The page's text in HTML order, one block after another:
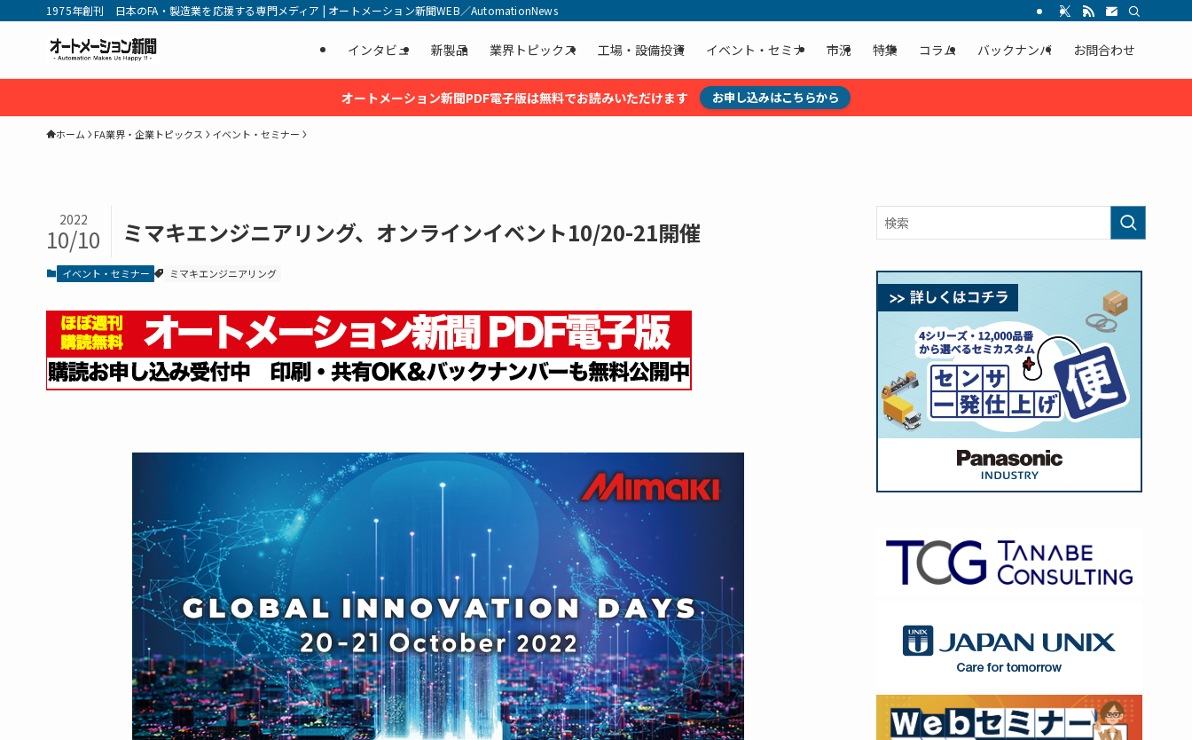
1975年創刊 日本のFA・製造業を応援する専門メディア | オートメーション新聞WEB／AutomationNews
インタビュ 新製品 業界トピックス 工場・設備投資 イベント・セミナ 市況 特集 コラム バックナンバ お問合わせ
オートメーション新聞PDF電子版は無料でお読みいただけます お申し込みはこちらから
ホーム FA業界・企業トピックス イベント・セミナー
ミマキエンジニアリング、オンラインイベント10/20-21開催
2022
10/10
イベント・セミナー ミマキエンジニアリング